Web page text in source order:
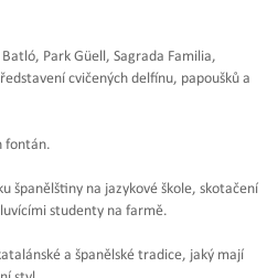
Park Güell, Sagrada Familia,
cvičených delfínu, papoušků a
fontán.
španělštiny na jazykové škole, skotačení
studenty na farmě.
a španělské tradice, jaký mají